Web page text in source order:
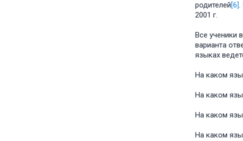
родителей[6].
2001 г.
Все ученики
варианта
языках
На каком
На каком
На каком
На каком